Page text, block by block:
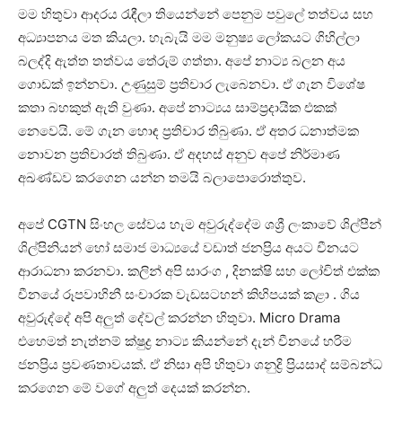
මම හිතුවා ආදරය රැඳීලා තියෙන්නේ පෙනුම පවුලේ තත්වය සහ
අධ්‍යාපනය මත කියලා. හැබැයි මම මනුෂ්‍ය ලෝකයට ගිහිල්ලා
බලද්දි ඇත්ත තත්වය තේරුම් ගත්තා. අපේ නාට්‍ය බලන අය
ගොඩක් ඉන්නවා. උණුසුම් ප්‍රතිචාර ලැබෙනවා. ඒ ගැන විශේෂ
කතා බහකුත් ඇති වුණා. අපේ නාට්‍යය සාම්ප්‍රදායික එකක්
නෙවෙයි. මේ ගැන හොඳ ප්‍රතිචාර තිබුණා. ඒ අතර ධනාත්මක
නොවන ප්‍රතිචාරත් තිබුණා. ඒ අදහස් අනුව අපේ නිර්මාණ
අඛණ්ඩව කරගෙන යන්න තමයි බලාපොරොත්තුව.
අපේ CGTN සිංහල සේවය හැම අවුරුද්දේම ශශ්‍රී ලංකාවේ ශිල්පීන්
ශිල්පිනියන් හෝ සමාජ මාධ්‍යයේ වඩාත් ජනප්‍රිය අයට චීනයට
ආරාධනා කරනවා. කලින් අපි සාරංග , දිනක්ෂි සහ ලෝචිත් එක්ක
චීනයේ රූපවාහිනී සංචාරක වැඩසටහන් කිහිපයක් කළා . ගිය
අවුරුද්දේ අපි අලුත් දේවල් කරන්න හිතුවා. Micro Drama
එහෙමත් නැත්නම් ක්ෂුද්‍ර නාට්‍ය කියන්නේ දැන් චීනයේ හරිම
ජනප්‍රිය ප්‍රවණතාවයක්. ඒ නිසා අපි හිතුවා ශනුද්‍රි ප්‍රියසාද් සම්බන්ධ
කරගෙන මේ වගේ අලුත් දෙයක් කරන්න.